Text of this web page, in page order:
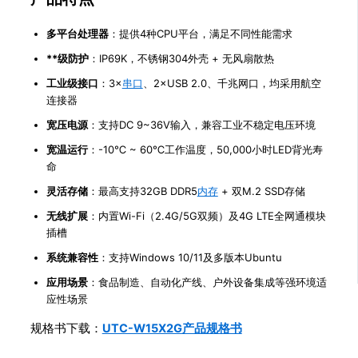
多平台处理器：提供4种CPU平台，满足不同性能需求
**级防护：IP69K，不锈钢304外壳 + 无风扇散热
工业级接口 ：3×串口
、2×USB 2.0、千兆网口，均采用航空
连接器
宽压电源：支持DC 9~36V输入，兼容工业不稳定电压环境
宽温运行：-10℃ ~ 60℃工作温度，50,000小时LED背光寿
命
灵活存储：最高支持32GB DDR5内存+ 双M.2 SSD存储
无线扩展：内置Wi-Fi（2.4G/5G双频）及4G LTE全网通模块
插槽
系统兼容性：支持Windows 10/11及多版本Ubuntu
应用场景：食品制造、自动化产线、户外设备集成等强环境适
应性场景
规格书下载： UTC-W15X2G产品规格书